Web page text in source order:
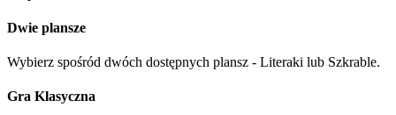
Dwie plansze
Wybierz spośród dwóch dostępnych plansz - Literaki lub Szkrable.
Gra Klasyczna